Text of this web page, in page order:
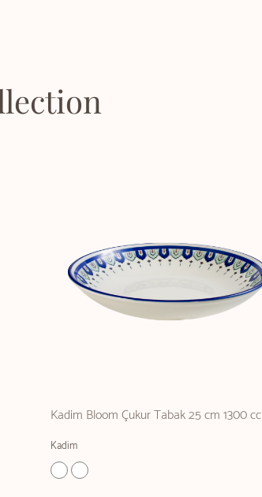
Kadim Bloom Çukur Tabak 25 cm 1300 cc
Kadim